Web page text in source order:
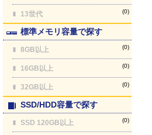
13世代 (0)
標準メモリ容量で探す
8GB以上 (0)
16GB以上 (0)
32GB以上 (0)
SSD/HDD容量で探す
SSD 120GB以上 (0)